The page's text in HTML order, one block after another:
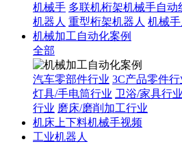
机械手 多联机桁架机械手自动
机器人 重型桁架机器人 机械手
机械加工自动化案例
全部
汽车零部件行业 3C产品零件行
灯具/手电筒行业 卫浴/家具行业
行业 磨床/磨削加工行业
机床上下料机械手视频
工业机器人